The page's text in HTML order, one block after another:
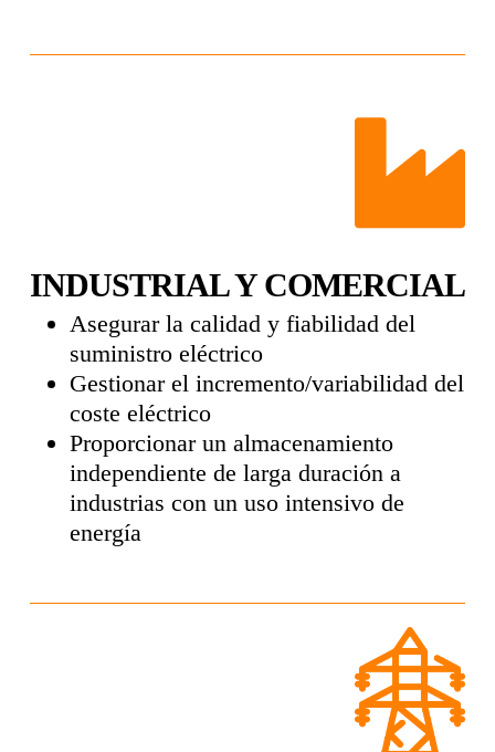
INDUSTRIAL Y COMERCIAL
Asegurar la calidad y fiabilidad del
suministro eléctrico
Gestionar el incremento/variabilidad del
coste eléctrico
Proporcionar un almacenamiento
independiente de larga duración a
industrias con un uso intensivo de
energía